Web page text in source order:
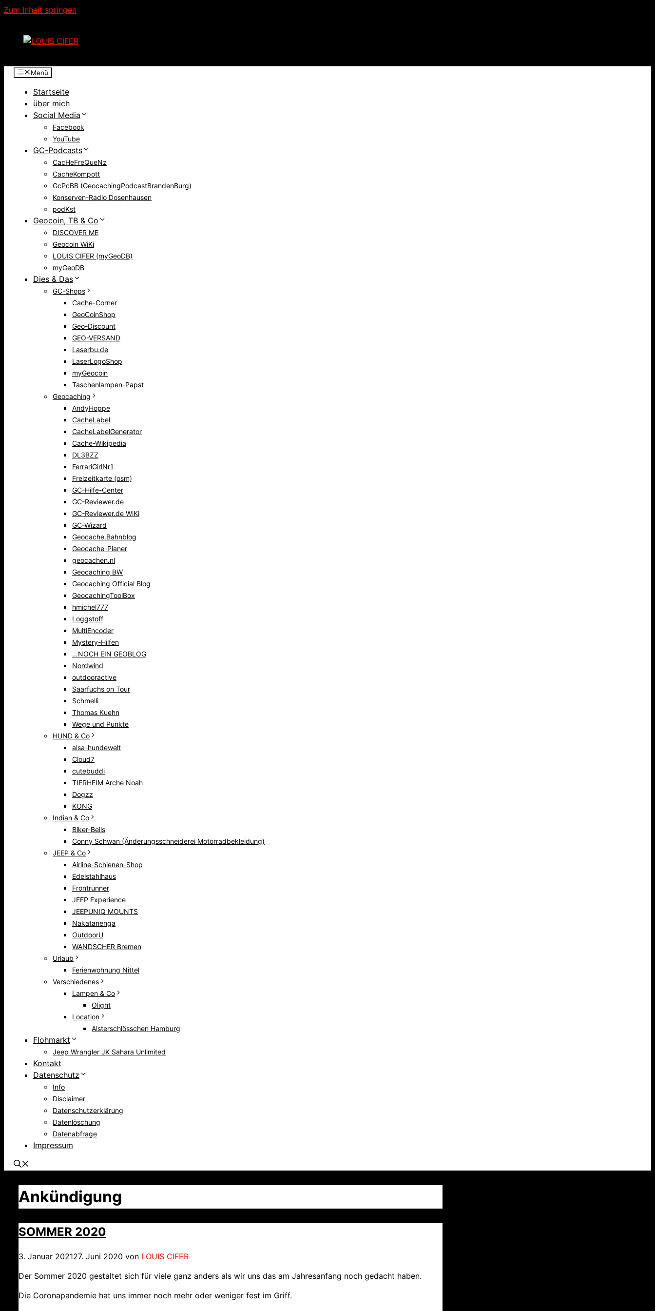
Zum Inhalt springen
Menü
Startseite
über mich
Social Media
Facebook
YouTube
GC-Podcasts
CacHeFreQueNz
CacheKompott
GcPcBB (GeocachingPodcastBrandenBurg)
Konserven-Radio Dosenhausen
podKst
Geocoin, TB & Co
DISCOVER ME
Geocoin WiKi
LOUIS CIFER (myGeoDB)
myGeoDB
Dies & Das
GC-Shops
Cache-Corner
GeoCoinShop
Geo-Discount
GEO-VERSAND
Laserbu.de
LaserLogoShop
myGeocoin
Taschenlampen-Papst
Geocaching
AndyHoppe
CacheLabel
CacheLabelGenerator
Cache-Wikipedia
DL3BZZ
FerrariGirlNr1
Freizeitkarte (osm)
GC-Hilfe-Center
GC-Reviewer.de
GC-Reviewer.de WiKi
GC-Wizard
Geocache.Bahnblog
Geocache-Planer
geocachen.nl
Geocaching BW
Geocaching Official Blog
GeocachingToolBox
hmichel777
Loggstoff
MultiEncoder
Mystery-Hilfen
…NOCH EIN GEOBLOG
Nordwind
outdooractive
Saarfuchs on Tour
Schmelli
Thomas Kuehn
Wege und Punkte
HUND & Co
alsa-hundewelt
Cloud7
cutebuddi
TIERHEIM Arche Noah
Dogzz
KONG
Indian & Co
Biker-Bells
Conny Schwan (Änderungsschneiderei Motorradbekleidung)
JEEP & Co
Airline-Schienen-Shop
Edelstahlhaus
Frontrunner
JEEP Experience
JEEPUNIQ MOUNTS
Nakatanenga
OutdoorU
WANDSCHER Bremen
Urlaub
Ferienwohnung Nittel
Verschiedenes
Lampen & Co
Olight
Location
Alsterschlösschen Hamburg
Flohmarkt
Jeep Wrangler JK Sahara Unlimited
Kontakt
Datenschutz
Info
Disclaimer
Datenschutzerklärung
Datenlöschung
Datenabfrage
Impressum
Ankündigung
SOMMER 2020
3. Januar 202127. Juni 2020 von LOUIS CIFER
Der Sommer 2020 gestaltet sich für viele ganz anders als wir uns das am Jahresanfang noch gedacht haben.
Die Coronapandemie hat uns immer noch mehr oder weniger fest im Griff.